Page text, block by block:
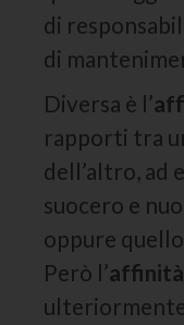
di
di
Diversa è l’
rapporti tra
dell’altro, ad
suocero e
oppure
Però l’affinità